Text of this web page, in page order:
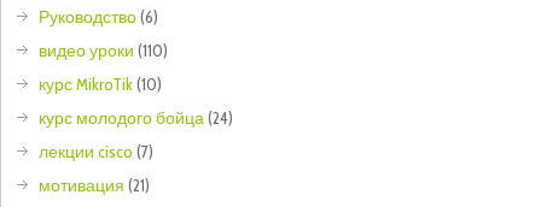
Руководство(6)
видео уроки (110)
курс MikroTik(10)
курс молодого бойца(24)
лекции cisco (7)
мотивация (21)